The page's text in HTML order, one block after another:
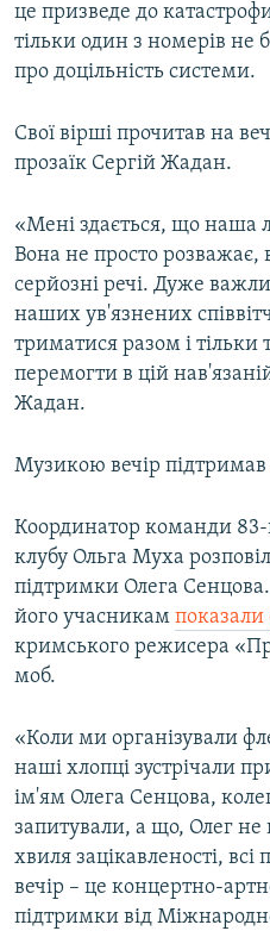
це призведе до
тільки один з номерів не
про доцільність системи.
Свої вірші прочитав на
прозаїк Сергій Жадан.
«Мені здається, що наша
Вона не просто розважає,
серйозні речі. Дуже
наших ув'язнених
триматися разом і тільки
перемогти в цій
Жадан.
Музикою вечір
Координатор команди
клубу Ольга Муха
підтримки Олега
його учасникам показали
кримського режисера
моб.
«Коли ми організували
наші хлопці зустрічали
ім'ям Олега Сенцова,
запитували, а що, Олег
хвиля зацікавленості,
вечір – це концертно-
підтримки від